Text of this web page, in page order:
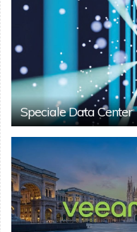
Speciale Data Center